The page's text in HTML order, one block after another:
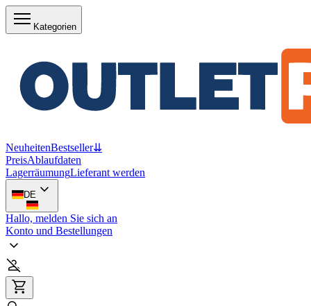
Kategorien
NeuheitenBestseller⇊
PreisAblaufdaten
LagerräumungLieferant werden
DE
Hallo, melden Sie sich an
Konto und Bestellungen